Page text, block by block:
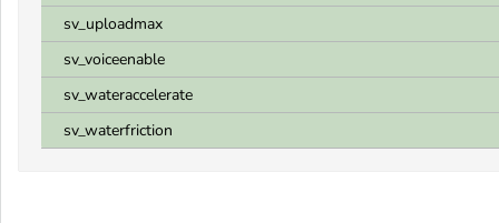
sv_uploadmax
sv_voiceenable
sv_wateraccelerate
sv_waterfriction